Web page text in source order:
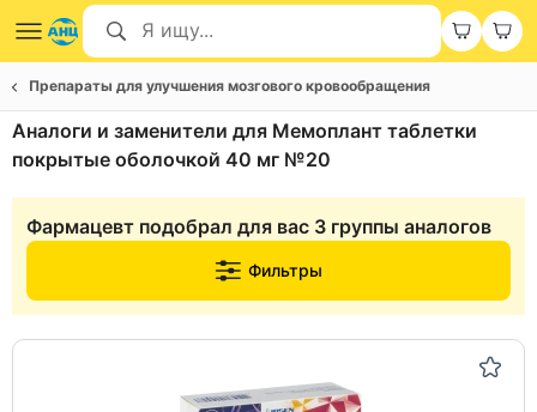
Препараты для улучшения мозгового кровообращения
Аналоги и заменители для Мемоплант таблетки
покрытые оболочкой 40 мг №20
Фармацевт подобрал для вас 3 группы аналогов
Фильтры